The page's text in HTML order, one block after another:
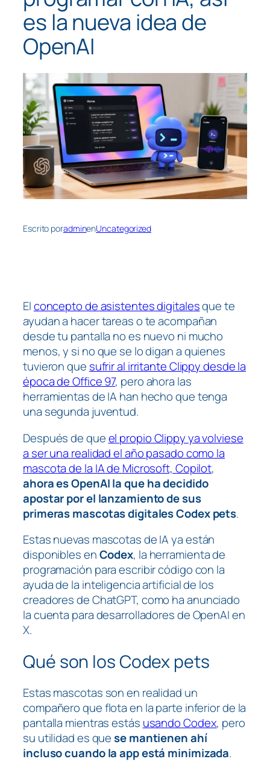
es la nueva idea de
OpenAI
Escrito poradminenUncategorized
Elconcepto de asistentes digitalesque te
ayudan a hacer tareas o te acompañan
desde tu pantalla no es nuevo ni mucho
menos, y si no que se lo digan a quienes
tuvieron que sufrir al irritante Clippy desde la
época de Office 97, pero ahora las
herramientas de IA han hecho que tenga
una segunda juventud.
Después de queel propio Clippy ya volviese
a ser una realidad el año pasado como la
mascota de la IA de Microsoft, Copilot,
ahora es OpenAI la que ha decidido
apostar por el lanzamiento de sus
primeras mascotas digitales Codex pets.
Estas nuevas mascotas de IA ya están
disponibles enCodex, la herramienta de
programación para escribir código con la
ayuda de la inteligencia artificial de los
creadores de ChatGPT, como ha anunciado
la cuenta para desarrolladores de OpenAI en
X.
Qué son los Codex pets
Estas mascotas son en realidad un
compañero que flota en la parte inferior de la
pantalla mientras estás usando Codex, pero
su utilidad es quese mantienen ahí
incluso cuando la app está minimizada.